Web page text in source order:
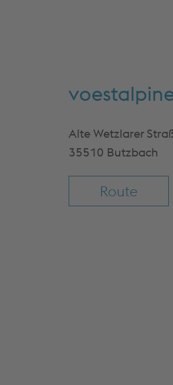
Alte Wetzlarer
35510 Butzbach
Route